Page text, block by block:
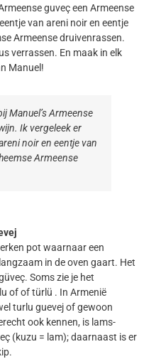
guveç een Armeense
van areni noir en eentje
Armeense druivenrassen.
verrassen. En maak in elk
Manuel!
Manuel’s Armeense
Ik vergeleek er
noir en eentje van
Armeense
pot waarnaar een
in de oven gaart. Het
Soms zie je het
of of türlü . In Armenië
turlu guevej of gewoon
ook kennen, is lams-
(kuzu = lam); daarnaast is er